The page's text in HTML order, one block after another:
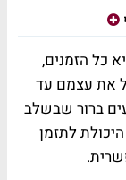
כל הזמנים,
את עצמם עד
ברור שבשלב
לתזמן